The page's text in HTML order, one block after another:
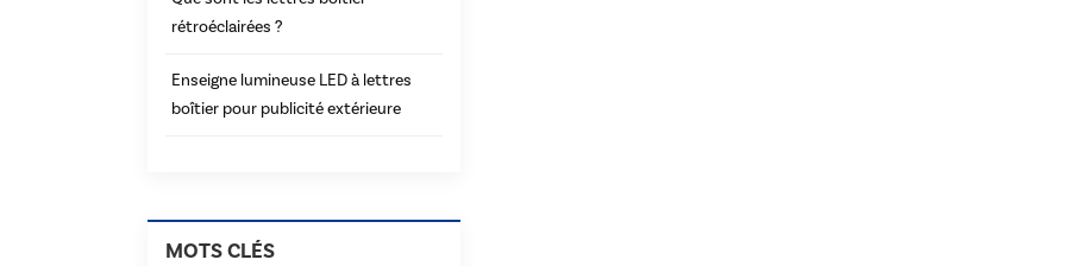
rétroéclairées ?
Enseigne lumineuse LED à lettres
boîtier pour publicité extérieure
MOTS CLÉS